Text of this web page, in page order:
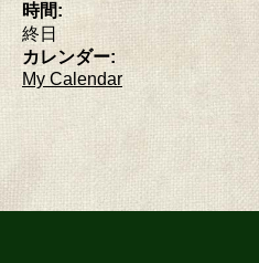
時間:
終日
カレンダー:
My Calendar